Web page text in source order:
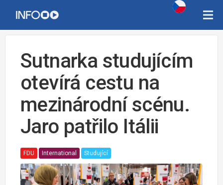
Sutnarka studujícím
otevírá cestu na
mezinárodní scénu.
Jaro patřilo Itálii
FDU International Studující